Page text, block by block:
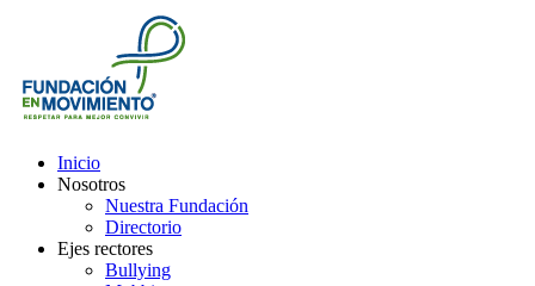
Inicio
Nosotros
Nuestra Fundación
Directorio
Ejes rectores
Bullying